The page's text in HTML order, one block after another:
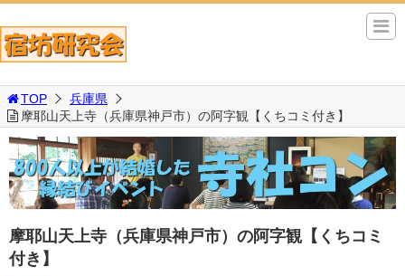
TOP
兵庫県
摩耶山天上寺（兵庫県神戸市）の阿字観【くちコミ付き】
摩耶山天上寺（兵庫県神戸市）の阿字観【くちコミ
付き】